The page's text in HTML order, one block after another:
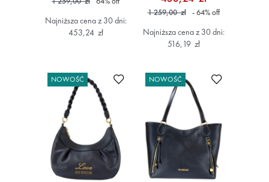
Najniższa cena z 30 dni:
453,24 zł
1 259,00 zł - 64%off
Najniższa cena z 30 dni:
516,19 zł
NOWOŚĆ Dodaj do ulubionych
NOWOŚĆ Dodaj do